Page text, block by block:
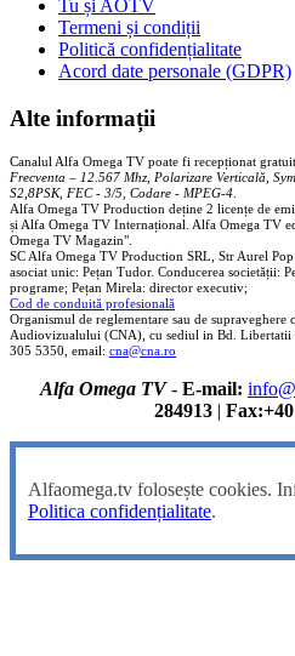
Tu și AOTV
Termeni și condiții
Politică confidențialitate
Acord date personale (GDPR)
Alte informații
Canalul Alfa Omega TV poate fi recepționat
Frecventa – 12.567 Mhz, Polarizare Verticală,
S2,8PSK, FEC - 3/5, Codare - MPEG-4.
Alfa Omega TV Production deține 2 licențe de
și Alfa Omega TV Internațional. Alfa Omega TV
Omega TV Magazin".
SC Alfa Omega TV Production SRL, Str Aurel
asociat unic: Pețan Tudor. Conducerea societății:
programe; Pețan Mirela: director executiv;
Cod de conduită profesională
Organismul de reglementare sau de
Audiovizualului (CNA), cu sediul in Bd. Libertatii
305 5350, email: cna@cna.ro
Alfa Omega TV- E-mail:
284913|
Alfaomega.tv folosește cookies.
Politica confidențialitate.